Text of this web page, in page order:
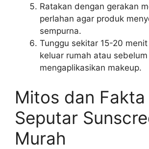
Ratakan dengan gerakan
perlahan agar produk
sempurna.
Tunggu sekitar 15-20
keluar rumah atau sebelum
mengaplikasikan makeup.
Mitos dan Fakta
Seputar
Murah